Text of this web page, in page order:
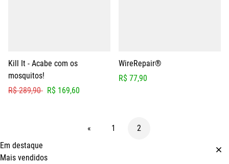
Kill It - Acabe com os
mosquitos!
R$ 289,90 R$ 169,60
WireRepair®
R$ 77,90
« 1
2
Em destaque
Mais vendidos